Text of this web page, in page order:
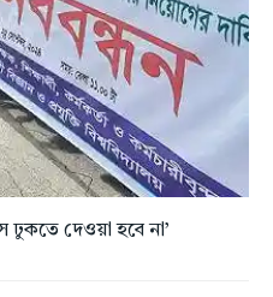
ঢুকতে দেওয়া হবে না’